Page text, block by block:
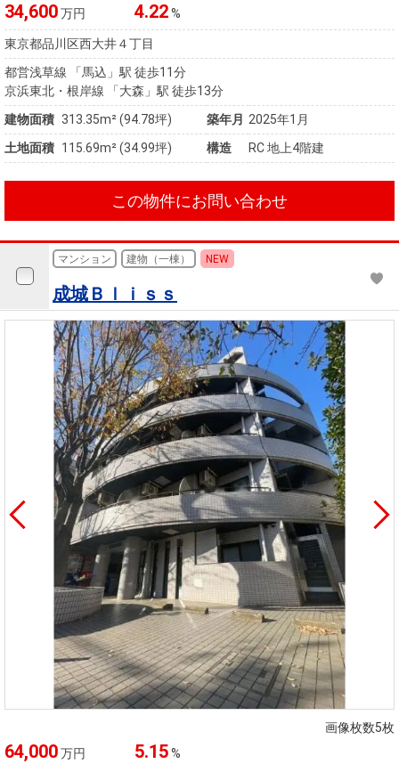
34,600万円 4.22%
東京都品川区西大井４丁目
都営浅草線 「馬込」駅 徒歩11分
京浜東北・根岸線 「大森」駅 徒歩13分
建物面積 313.35m² (94.78坪) 築年月 2025年1月
土地面積 115.69m² (34.99坪) 構造 RC 地上4階建
この物件にお問い合わせ
マンション 建物（一棟） NEW
成城Ｂｌｉｓｓ
画像枚数5枚
64,000万円 5.15%